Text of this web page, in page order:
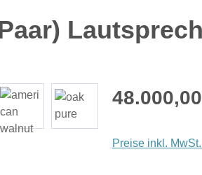
Regulärer Preis:
Preise inkl.